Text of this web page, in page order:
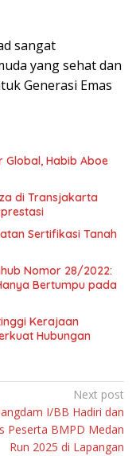
sangat
yang sehat dan
Generasi Emas
Global, Habib Aboe
di Transjakarta
Sertifikasi Tanah
Nomor 28/2022:
Bertumpu pada
Kerajaan
Hubungan
Next post
I/BB Hadiri dan
Peserta BMPD Medan
Run 2025 di Lapangan